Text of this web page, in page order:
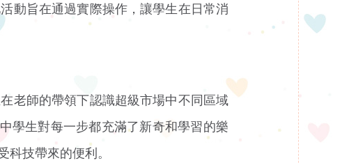
動旨在通過實際操作，讓學生在日常消
老師的帶領下認識超級市場中不同區域
學生對每一步都充滿了新奇和學習的樂
技帶來的便利。